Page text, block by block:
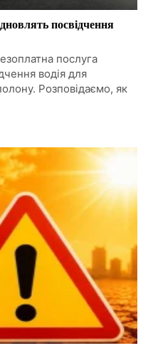
посвідчення
послуга
водія для
Розповідаємо, як